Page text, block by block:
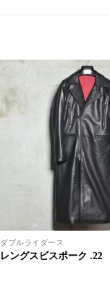
ダブルライダース
レングスビスポーク .22